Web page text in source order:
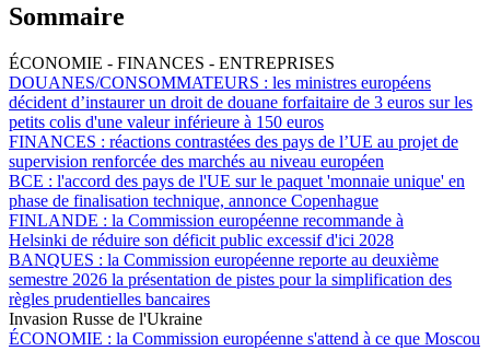
Sommaire
ÉCONOMIE - FINANCES - ENTREPRISES
DOUANES/CONSOMMATEURS : les ministres européens
décident d’instaurer un droit de douane forfaitaire de 3 euros sur les
petits colis d'une valeur inférieure à 150 euros
FINANCES : réactions contrastées des pays de l’UE au projet de
supervision renforcée des marchés au niveau européen
BCE : l'accord des pays de l'UE sur le paquet 'monnaie unique' en
phase de finalisation technique, annonce Copenhague
FINLANDE : la Commission européenne recommande à
Helsinki de réduire son déficit public excessif d'ici 2028
BANQUES : la Commission européenne reporte au deuxième
semestre 2026 la présentation de pistes pour la simplification des
règles prudentielles bancaires
Invasion Russe de l'Ukraine
ÉCONOMIE : la Commission européenne s'attend à ce que Moscou